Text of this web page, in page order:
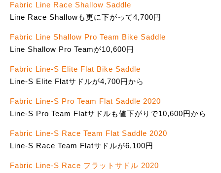
Fabric Line Race Shallow Saddle
Line Race Shallowも更に下がって4,700円
Fabric Line Shallow Pro Team Bike Saddle
Line Shallow Pro Teamが10,600円
Fabric Line-S Elite Flat Bike Saddle
Line-S Elite Flatサドルが4,700円から
Fabric Line-S Pro Team Flat Saddle 2020
Line-S Pro Team Flatサドルも値下がりで10,600円から
Fabric Line-S Race Team Flat Saddle 2020
Line-S Race Team Flatサドルが6,100円
Fabric Line-S Race フラットサドル 2020